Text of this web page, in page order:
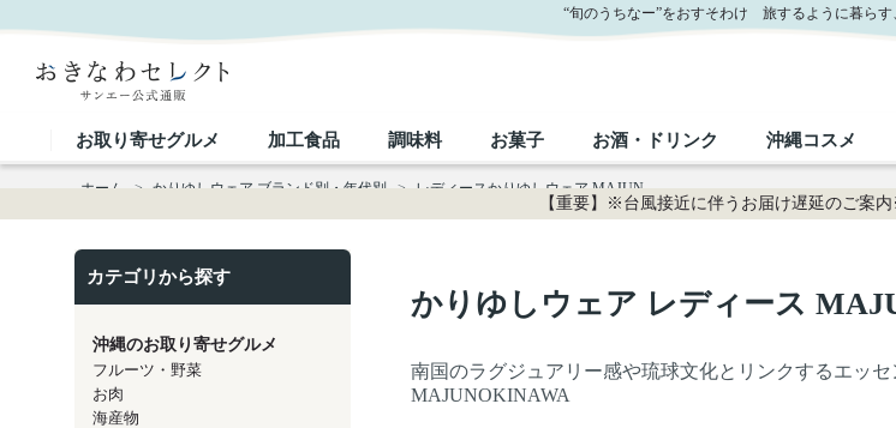
“旬のうちなー”をおすそわけ 旅するように暮らす
お取り寄せグルメ 加工食品
レトルト食品
調味料
しょうゆ
お菓子
おつまみ
お酒・ドリンク
ドリンク
沖縄コスメ
ヘアケア
【重要】※台風接近に伴うお届け遅延のご案
ホーム > かりゆしウェア ブランド別・年代別 > レディースかりゆしウェア MAJUN
カテゴリから探す
沖縄のお取り寄せグルメ
フルーツ・野菜
お肉
海産物
かりゆしウェア レディース
南国のラグジュアリー感や琉球文化とリンクするエッ
MAJUNOKINAWA